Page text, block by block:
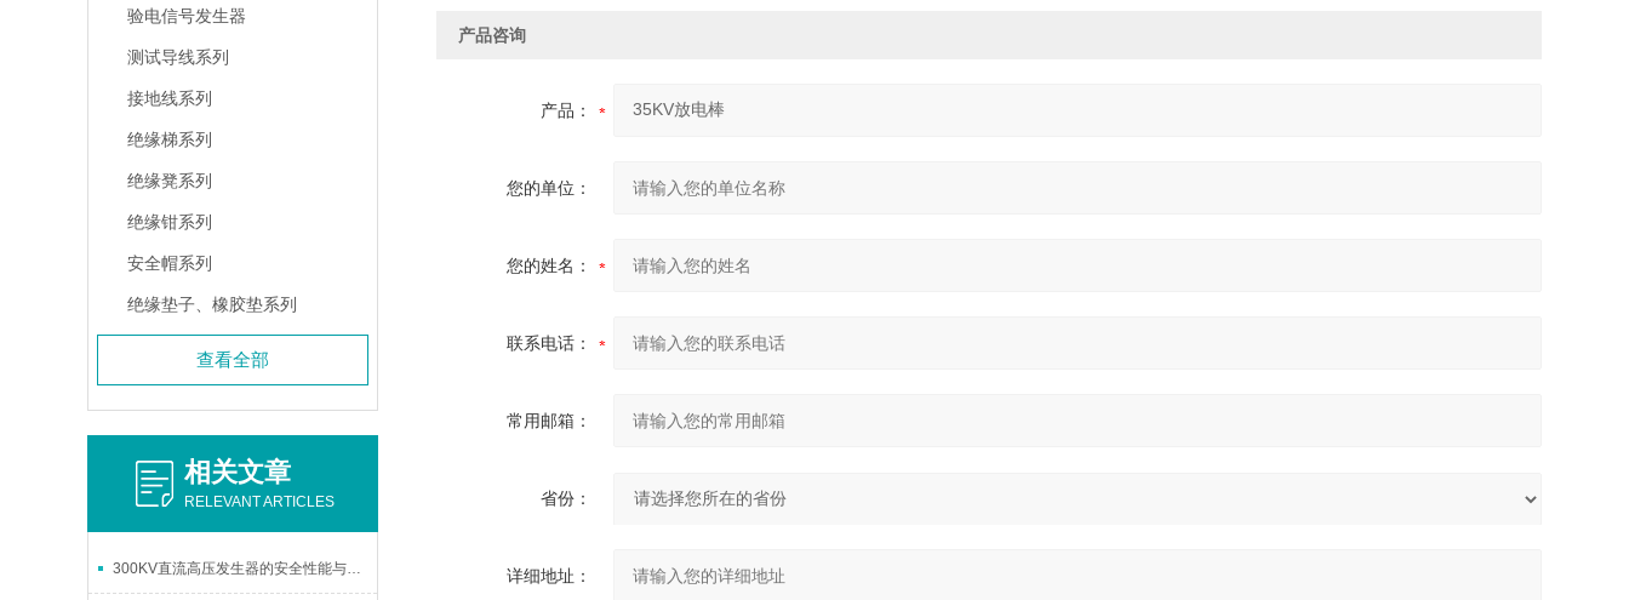
验电信号发生器
测试导线系列
接地线系列
绝缘梯系列
绝缘凳系列
绝缘钳系列
安全帽系列
绝缘垫子、橡胶垫系列
查看全部
相关文章
RELEVANT ARTICLES
300KV直流高压发生器的安全性能与操作注意事项介绍
产品咨询
产品：
您的单位：
您的姓名：
联系电话：
常用邮箱：
省份：
详细地址：